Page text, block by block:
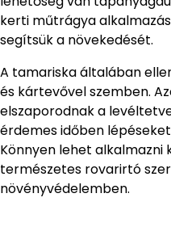
kerti műtrágya
segítsük a növekedését.
A tamariska általában
és kártevővel szemben.
elszaporodnak a
érdemes időben
Könnyen lehet
természetes rovarirtó
növényvédelemben.